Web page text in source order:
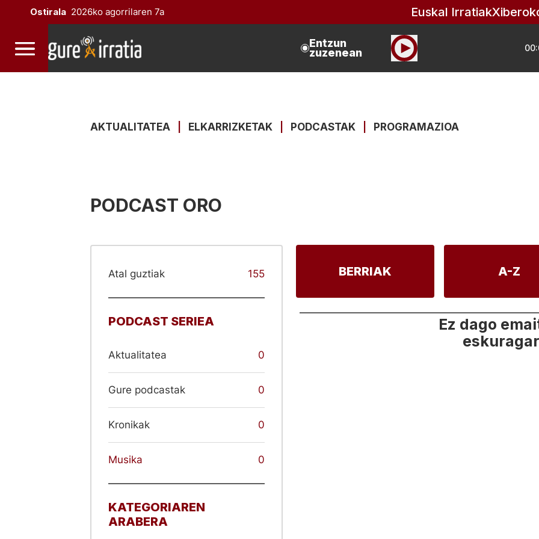
Ostirala 2026ko agorrilaren 7a Euskal Irratiak
Entzun
zuzenean
AKTUALITATEA ELKARRIZKETAK PODCASTAK PROGRAMAZIOA
PODCAST ORO
Atal guztiak 155
PODCAST SERIEA
Aktualitatea 0
Gure podcastak 0
Kronikak 0
Musika 0
KATEGORIAREN
ARABERA
BERRIAK A-Z
Ez dago